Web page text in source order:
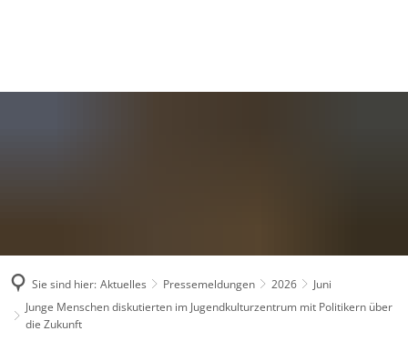
Sie sind hier: Aktuelles Pressemeldungen 2026
Juni
Junge Menschen diskutierten im Jugendkulturzentrum mit Politikern über
die Zukunft